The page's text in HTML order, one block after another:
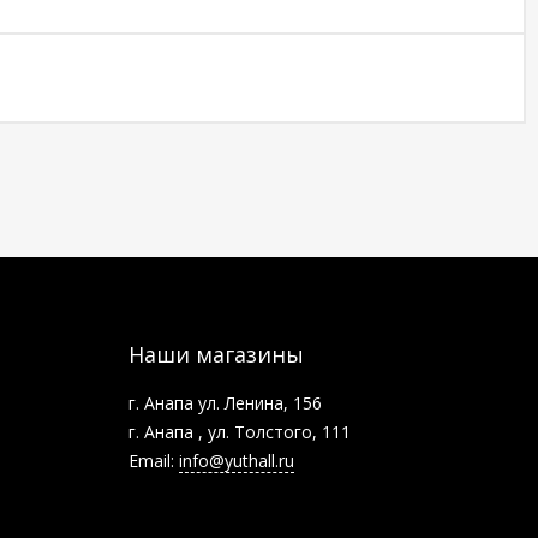
Наши магазины
г. Анапа ул. Ленина, 156
г. Анапа , ул. Толстого, 111
Email: info@yuthall.ru